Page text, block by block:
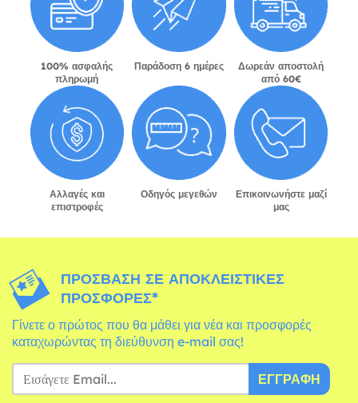
100% ασφαλής
πληρωμή
Παράδοση 6 ημέρες
Δωρεάν αποστολή
από 60€
Αλλαγές και
επιστροφές
Οδηγός μεγεθών
Επικοινωνήστε μαζί
μας
ΠΡΌΣΒΑΣΗ ΣΕ ΑΠΟΚΛΕΙΣΤΙΚΈΣ
ΠΡΟΣΦΟΡΈΣ*
Γίνετε ο πρώτος που θα μάθει για νέα και προσφορές
καταχωρώντας τη διεύθυνση e-mail σας!
ΕΓΓΡΑΦΉ